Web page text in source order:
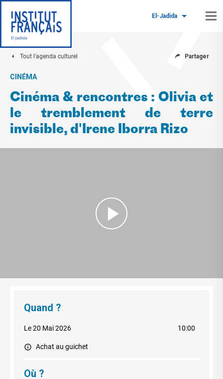
El-Jadida
Tout l'agenda culturel Partager
CINÉMA
Cinéma & rencontres : Olivia et
le tremblement de terre
invisible, d'Irene Iborra Rizo
Quand ?
Le 20 Mai 2026 10:00
Achat au guichet
Où ?